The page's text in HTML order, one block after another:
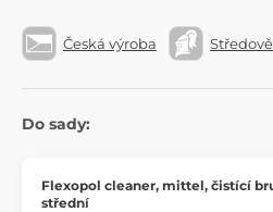
Česká výroba
Do sady:
Flexopol cleaner, mittel, čistící
střední